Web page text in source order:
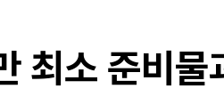
최소 준비물